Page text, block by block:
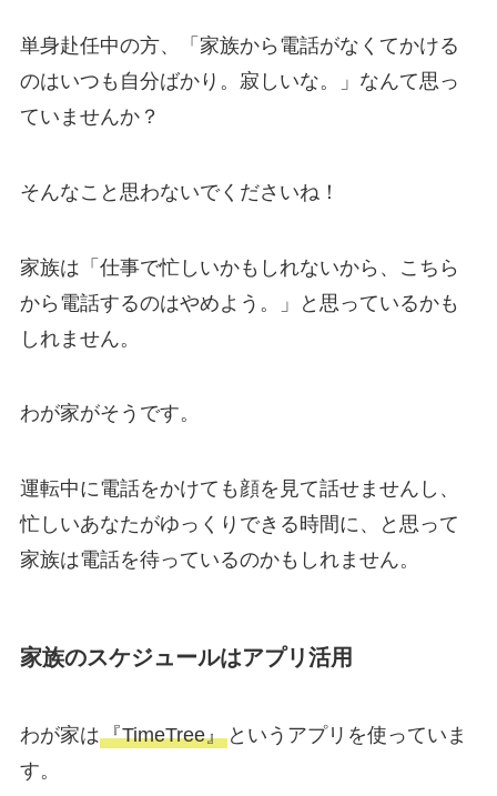
単身赴任中の方、「家族から電話がなくてかける
のはいつも自分ばかり。寂しいな。」なんて思っ
ていませんか？
そんなこと思わないでくださいね！
家族は「仕事で忙しいかもしれないから、こちら
から電話するのはやめよう。」と思っているかも
しれません。
わが家がそうです。
運転中に電話をかけても顔を見て話せませんし、
忙しいあなたがゆっくりできる時間に、と思って
家族は電話を待っているのかもしれません。
家族のスケジュールはアプリ活用
わが家は『TimeTree』というアプリを使っていま
す。